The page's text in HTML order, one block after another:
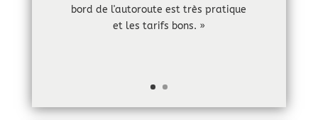
bord de l'autoroute est très pratique
et les tarifs bons. »